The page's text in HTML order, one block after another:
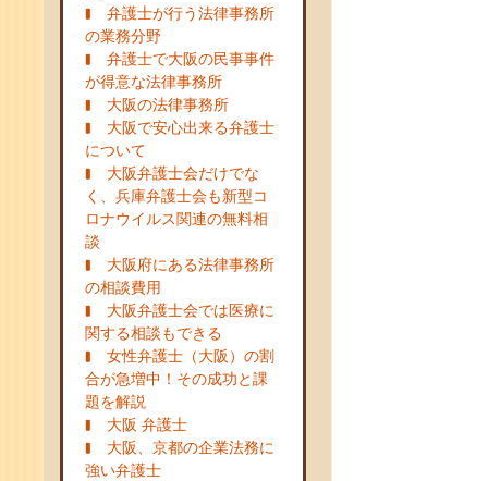
弁護士が行う法律事務所
の業務分野
弁護士で大阪の民事事件
が得意な法律事務所
大阪の法律事務所
大阪で安心出来る弁護士
について
大阪弁護士会だけでな
く、兵庫弁護士会も新型コ
ロナウイルス関連の無料相
談
大阪府にある法律事務所
の相談費用
大阪弁護士会では医療に
関する相談もできる
女性弁護士（大阪）の割
合が急増中！その成功と課
題を解説
大阪 弁護士
大阪、京都の企業法務に
強い弁護士